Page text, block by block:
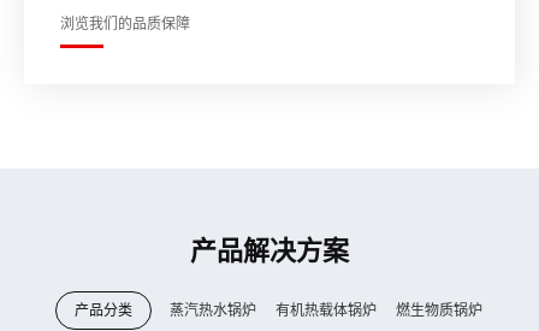
100%到达产品标准规定和客户要求。
浏览我们的品质保障
产品解决方案
产品分类 蒸汽热水锅炉 有机热载体锅炉 燃生物质锅炉